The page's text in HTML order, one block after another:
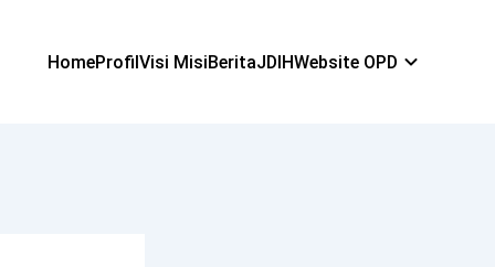
HomeProfilVisi MisiBeritaJDIHWebsite OPD